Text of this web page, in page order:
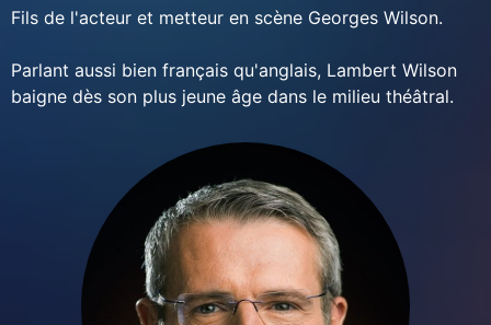
Fils de l'acteur et metteur en scène Georges Wilson.
Parlant aussi bien français qu'anglais, Lambert Wilson
baigne dès son plus jeune âge dans le milieu théâtral.